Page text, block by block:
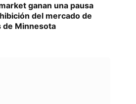
ganan una pausa
del mercado de
de Minnesota